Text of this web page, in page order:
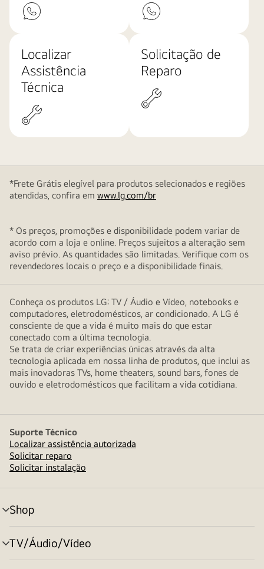
Localizar
Assistência
Técnica
Solicitação de
Reparo
*Frete Grátis elegível para produtos selecionados e regiões
atendidas, confira em www.lg.com/br
* Os preços, promoções e disponibilidade podem variar de
acordo com a loja e online. Preços sujeitos a alteração sem
aviso prévio. As quantidades são limitadas. Verifique com os
revendedores locais o preço e a disponibilidade finais.
Conheça os produtos LG: TV / Áudio e Vídeo, notebooks e
computadores, eletrodomésticos, ar condicionado. A LG é
consciente de que a vida é muito mais do que estar
conectado com a última tecnologia.
Se trata de criar experiências únicas através da alta
tecnologia aplicada em nossa linha de produtos, que inclui as
mais inovadoras TVs, home theaters, sound bars, fones de
ouvido e eletrodomésticos que facilitam a vida cotidiana.
Suporte Técnico
Localizar assistência autorizada
Solicitar reparo
Solicitar instalação
Shop
alternar
menu
TV/Áudio/Vídeo
alternar
menu